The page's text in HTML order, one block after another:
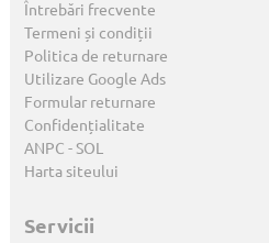
Întrebări frecvente
Termeni și condiții
Politica de returnare
Utilizare Google Ads
Formular returnare
Confidențialitate
ANPC -SOL
Harta siteului
Servicii